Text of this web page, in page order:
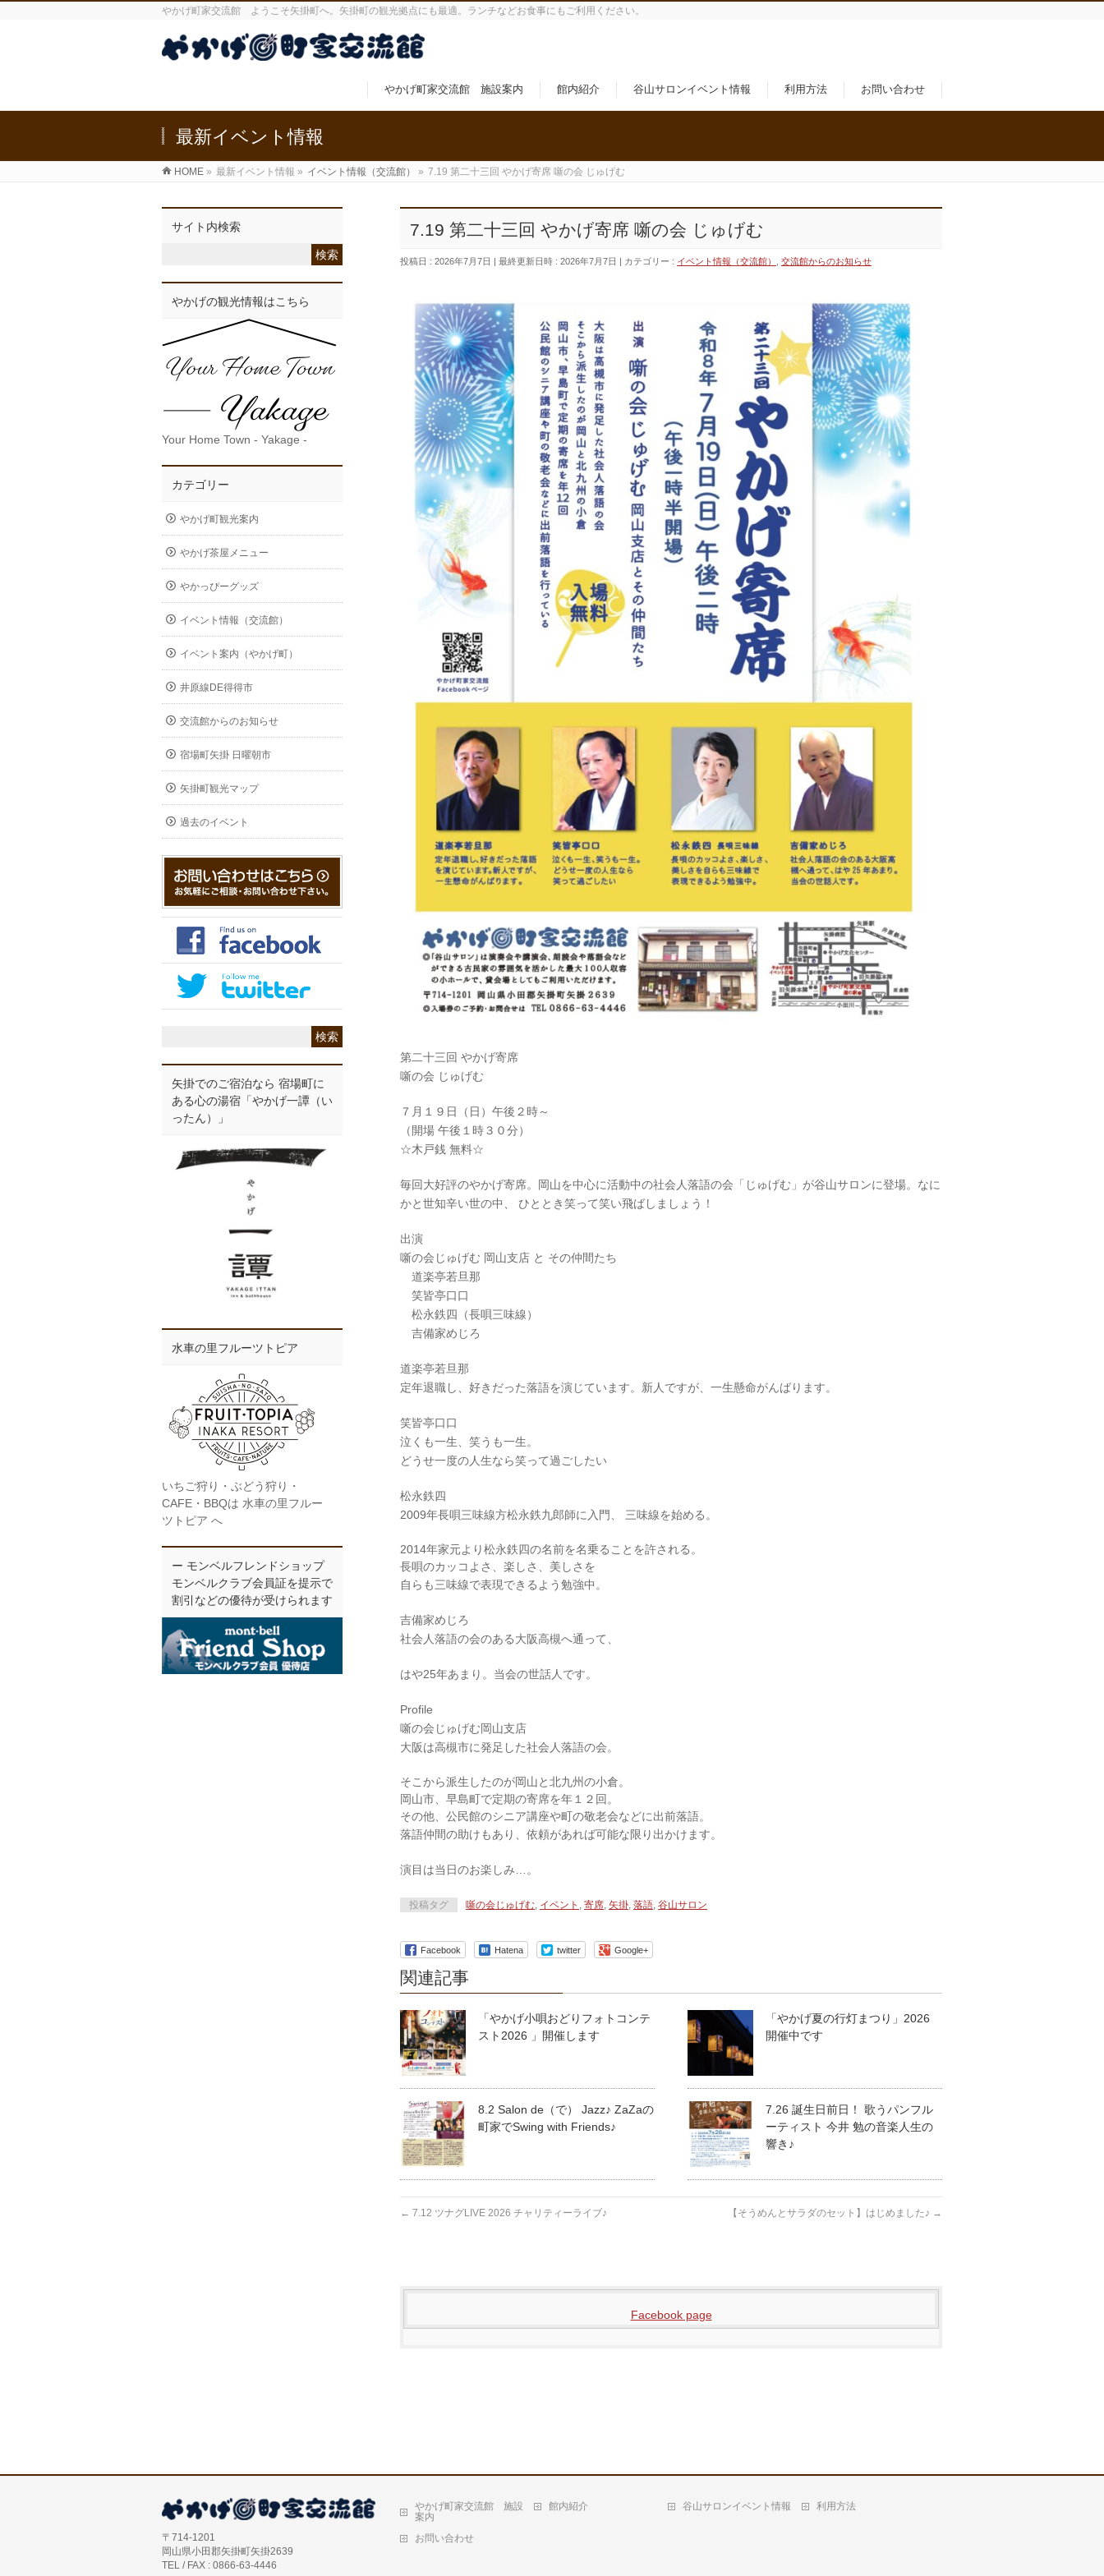
やかげ町家交流館 ようこそ矢掛町へ。矢掛町の観光拠点にも最適。ランチなどお食事にもご利用ください。
やかげ町家交流館 施設案内 館内紹介 谷山サロンイベント情報 利用方法 お問い合わせ
最新イベント情報
HOME » 最新イベント情報 » イベント情報（交流館） » 7.19 第二十三回 やかげ寄席 噺の会 じゅげむ
7.19 第二十三回 やかげ寄席 噺の会 じゅげむ
投稿日 : 2026年7月7日 最終更新日時 : 2026年7月7日 カテゴリー : イベント情報（交流館） 交流館からのお知らせ
第二十三回 やかげ寄席
噺の会 じゅげむ
７月１９日（日）午後２時～
（開場 午後１時３０分）
☆木戸銭 無料☆
毎回大好評のやかげ寄席。岡山を中心に活動中の社会人落語の会「じゅげむ」が谷山サロンに登場。なに
かと世知辛い世の中、 ひととき笑って笑い飛ばしましょう！
出演
噺の会じゅげむ 岡山支店 と その仲間たち
道楽亭若旦那
笑皆亭口口
松永鉄四（長唄三味線）
吉備家めじろ
道楽亭若旦那
定年退職し、好きだった落語を演じています。新人ですが、一生懸命がんばります。
笑皆亭口口
泣くも一生、笑うも一生。
どうせ一度の人生なら笑って過ごしたい
松永鉄四
2009年長唄三味線方松永鉄九郎師に入門、 三味線を始める。
2014年家元より松永鉄四の名前を名乗ることを許される。
長唄のカッコよさ、楽しさ、美しさを
自らも三味線で表現できるよう勉強中。
吉備家めじろ
社会人落語の会のある大阪高槻へ通って、
はや25年あまり。当会の世話人です。
Profile
噺の会じゅげむ岡山支店
大阪は高槻市に発足した社会人落語の会。
そこから派生したのが岡山と北九州の小倉。
岡山市、早島町で定期の寄席を年１２回。
その他、公民館のシニア講座や町の敬老会などに出前落語。
落語仲間の助けもあり、依頼があれば可能な限り出かけます。
演目は当日のお楽しみ…。
投稿タグ 噺の会じゅげむ, イベント , 寄席, 矢掛, 落語, 谷山サロン
Facebook Hatena twitter Google+
関連記事
「やかげ小唄おどりフォトコンテ
スト2026 」開催します
「やかげ夏の行灯まつり」2026
開催中です
8.2 Salon de（で） Jazz♪ ZaZaの
町家でSwing with Friends♪
7.26 誕生日前日！ 歌うパンフル
ーティスト 今井 勉の音楽人生の
響き♪
← 7.12 ツナグLIVE 2026 チャリティーライブ♪ 【そうめんとサラダのセット】はじめました♪ →
Facebook page
サイト内検索
やかげの観光情報はこちら
Your Home Town - Yakage -
カテゴリー
やかげ町観光案内
やかげ茶屋メニュー
やかっぴーグッズ
イベント情報（交流館）
イベント案内（やかげ町）
井原線DE得得市
交流館からのお知らせ
宿場町矢掛 日曜朝市
矢掛町観光マップ
過去のイベント
矢掛でのご宿泊なら 宿場町に
ある心の湯宿「やかげ一譚（い
ったん）」
水車の里フルーツトピア
いちご狩り・ぶどう狩り・
CAFE・BBQは 水車の里フルー
ツトピア へ
ー モンベルフレンドショップ
モンベルクラブ会員証を提示で
割引などの優待が受けられます
〒714-1201
岡山県小田郡矢掛町矢掛2639
TEL / FAX : 0866-63-4446
やかげ町家交流館 施設
案内
館内紹介 谷山サロンイベント情報 利用方法
お問い合わせ